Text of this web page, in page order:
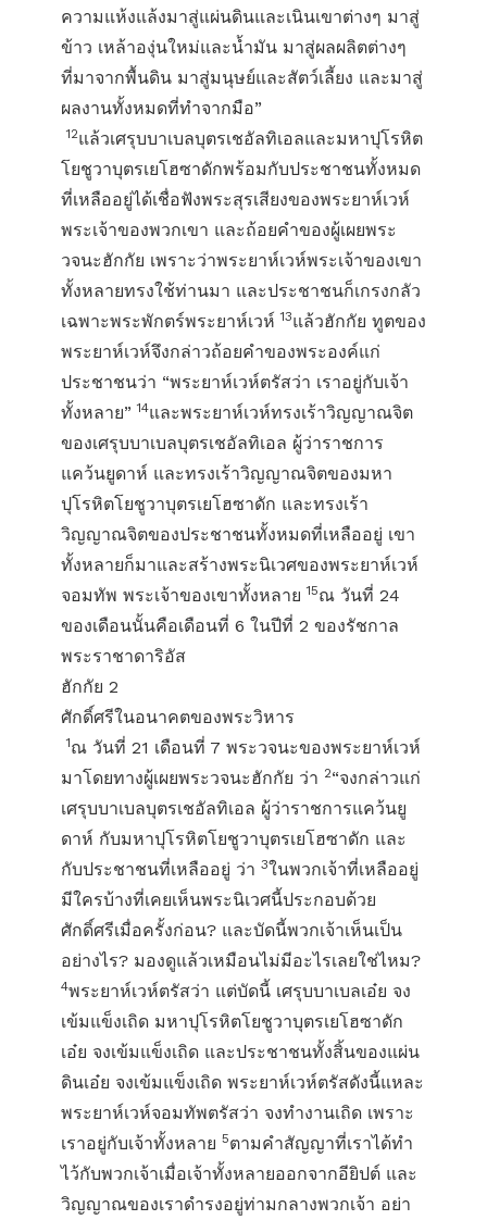
ความแห้งแล้งมาสู่แผ่นดินและเนินเขาต่างๆ มาสู่
ข้าว เหล้าองุ่นใหม่และน้ำมัน มาสู่ผลผลิตต่างๆ
ที่มาจากพื้นดิน มาสู่มนุษย์และสัตว์เลี้ยง และมาสู่
ผลงานทั้งหมดที่ทำจากมือ”
12แล้วเศรุบบาเบลบุตรเชอัลทิเอลและมหาปุโรหิต
โยชูวาบุตรเยโฮซาดักพร้อมกับประชาชนทั้งหมด
ที่เหลืออยู่ได้เชื่อฟังพระสุรเสียงของพระยาห์เวห์
พระเจ้าของพวกเขา และถ้อยคำของผู้เผยพระ
วจนะฮักกัย เพราะว่าพระยาห์เวห์พระเจ้าของเขา
ทั้งหลายทรงใช้ท่านมา และประชาชนก็เกรงกลัว
เฉพาะพระพักตร์พระยาห์เวห์13แล้วฮักกัย ทูตของ
พระยาห์เวห์จึงกล่าวถ้อยคำของพระองค์แก่
ประชาชนว่า “พระยาห์เวห์ตรัสว่า เราอยู่กับเจ้า
ทั้งหลาย”14และพระยาห์เวห์ทรงเร้าวิญญาณจิต
ของเศรุบบาเบลบุตรเชอัลทิเอล ผู้ว่าราชการ
แคว้นยูดาห์ และทรงเร้าวิญญาณจิตของมหา
ปุโรหิตโยชูวาบุตรเยโฮซาดัก และทรงเร้า
วิญญาณจิตของประชาชนทั้งหมดที่เหลืออยู่ เขา
ทั้งหลายก็มาและสร้างพระนิเวศของพระยาห์เวห์
จอมทัพ พระเจ้าของเขาทั้งหลาย15ณ วันที่ 24
ของเดือนนั้นคือเดือนที่ 6 ในปีที่ 2 ของรัชกาล
พระราชาดาริอัส
ฮักกัย 2
ศักดิ์ศรีในอนาคตของพระวิหาร
1ณ วันที่ 21 เดือนที่ 7 พระวจนะของพระยาห์เวห์
มาโดยทางผู้เผยพระวจนะฮักกัย ว่า 2“จงกล่าวแก่
เศรุบบาเบลบุตรเชอัลทิเอล ผู้ว่าราชการแคว้นยู
ดาห์ กับมหาปุโรหิตโยชูวาบุตรเยโฮซาดัก และ
กับประชาชนที่เหลืออยู่ ว่า 3ในพวกเจ้าที่เหลืออยู่
มีใครบ้างที่เคยเห็นพระนิเวศนี้ประกอบด้วย
ศักดิ์ศรีเมื่อครั้งก่อน? และบัดนี้พวกเจ้าเห็นเป็น
อย่างไร? มองดูแล้วเหมือนไม่มีอะไรเลยใช่ไหม?
4พระยาห์เวห์ตรัสว่า แต่บัดนี้ เศรุบบาเบลเอ๋ย จง
เข้มแข็งเถิด มหาปุโรหิตโยชูวาบุตรเยโฮซาดัก
เอ๋ย จงเข้มแข็งเถิด และประชาชนทั้งสิ้นของแผ่น
ดินเอ๋ย จงเข้มแข็งเถิด พระยาห์เวห์ตรัสดังนี้แหละ
พระยาห์เวห์จอมทัพตรัสว่า จงทำงานเถิด เพราะ
เราอยู่กับเจ้าทั้งหลาย 5ตามคำสัญญาที่เราได้ทำ
ไว้กับพวกเจ้าเมื่อเจ้าทั้งหลายออกจากอียิปต์ และ
วิญญาณของเราดำรงอยู่ท่ามกลางพวกเจ้า อย่า